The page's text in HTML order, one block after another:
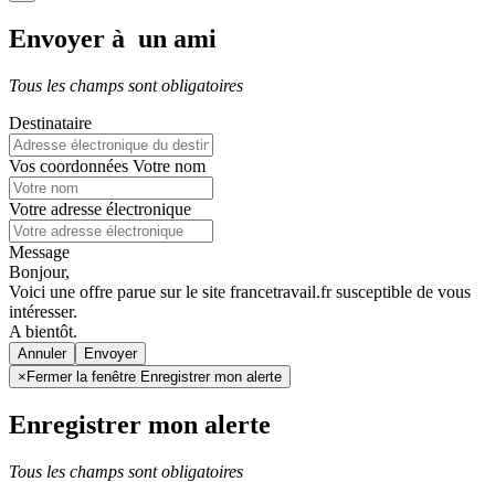
Envoyer à un ami
Tous les champs sont obligatoires
Destinataire
Vos coordonnées Votre nom
Votre adresse électronique
Message
Bonjour,
Voici une offre parue sur le site francetravail.fr susceptible de vous
intéresser.
A bientôt.
Annuler
× Fermer la fenêtre Enregistrer mon alerte
Enregistrer mon alerte
Tous les champs sont obligatoires